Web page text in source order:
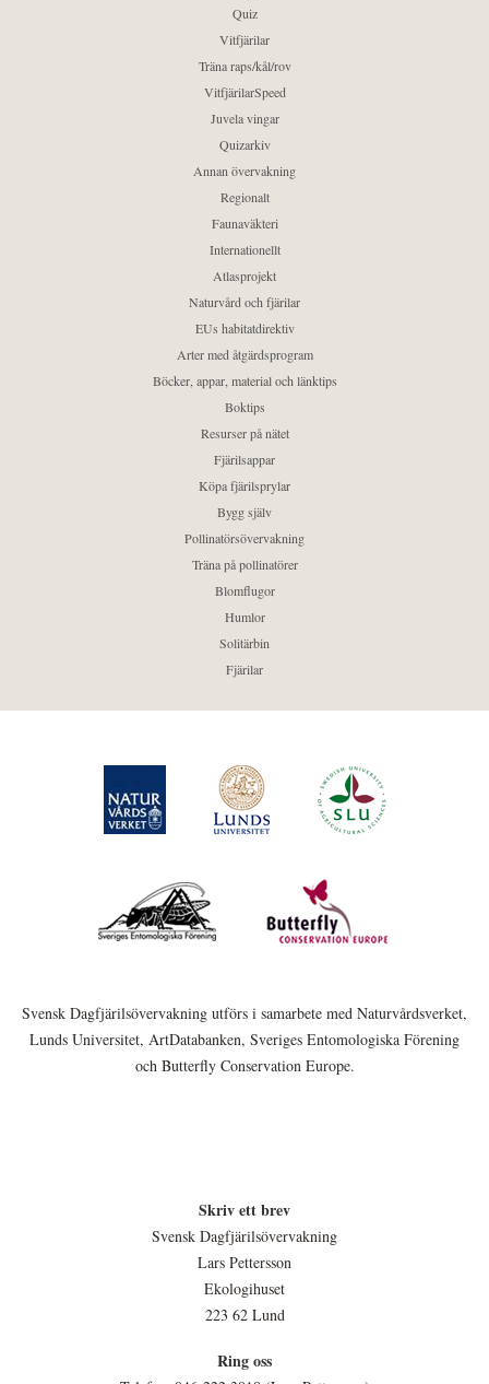
Quiz
Vitfjärilar
Träna raps/kål/rov
VitfjärilarSpeed
Juvela vingar
Quizarkiv
Annan övervakning
Regionalt
Faunaväkteri
Internationellt
Atlasprojekt
Naturvård och fjärilar
EUs habitatdirektiv
Arter med åtgärdsprogram
Böcker, appar, material och länktips
Boktips
Resurser på nätet
Fjärilsappar
Köpa fjärilsprylar
Bygg själv
Pollinatörsövervakning
Träna på pollinatörer
Blomflugor
Humlor
Solitärbin
Fjärilar
Svensk Dagfjärilsövervakning utförs i samarbete med Naturvårdsverket,
Lunds Universitet, ArtDatabanken, Sveriges Entomologiska Förening
och Butterfly Conservation Europe.
Skriv ett brev
Svensk Dagfjärilsövervakning
Lars Pettersson
Ekologihuset
223 62 Lund
Ring oss